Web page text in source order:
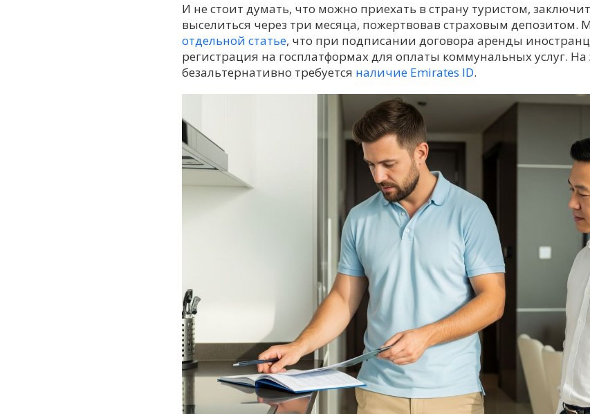
И не стоит думать, что можно приехать в страну туристом,
выселиться через три месяца, пожертвовав страховым депозитом.
отдельной статье, что при подписании договора аренды
регистрация на госплатформах для оплаты коммунальных услуг. На
безальтернативно требуется наличие Emirates ID.